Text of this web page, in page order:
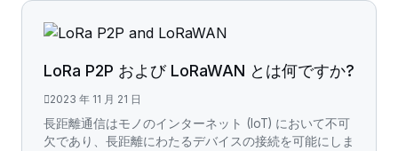
LoRa P2P および LoRaWAN とは何ですか?
2023 年 11 月 21 日
長距離通信はモノのインターネット (IoT) において不可
欠であり、長距離にわたるデバイスの接続を可能にしま